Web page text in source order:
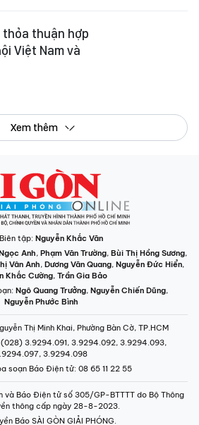
thỏa thuận hợp
Việt Nam và
Xem thêm
tập: Nguyễn Khắc Văn
Anh, Phạm Văn Trường, Bùi Thị Hồng Sương,
Vân Anh, Dương Văn Quang, Nguyễn Đức Hiển,
Khắc Cường, Trần Gia Bảo
Ngô Quang Trưởng, Nguyễn Chiến Dũng,
Nguyễn Phước Bình
Thị Minh Khai, Phường Bàn Cờ, TP.HCM
(028) 3.9294.091, 3.9294.092, 3.9294.093,
3.9294.098
soạn Báo Điện tử: 08 65 11 22 55
và Báo Điện tử số 305/GP-BTTTT do Bộ Thông
thông cấp ngày 28-8-2023.
Báo SÀI GÒN GIẢI PHÓNG.